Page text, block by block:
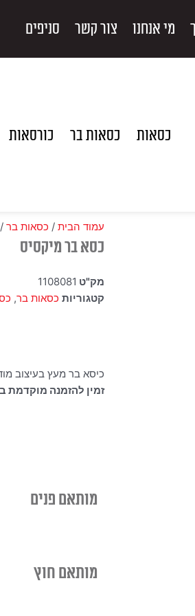
מי אנחנו צור קשר סניפים
כסאות כסאות בר כורסאות
עמוד הבית / כסאות בר /
כסא בר מיקסיס
מק"ט 1108081
קטגוריות כסאות בר,
כיסא בר מעץ בעיצוב
זמין להזמנה מוקדמת
מותאם פנים
מותאם חוץ